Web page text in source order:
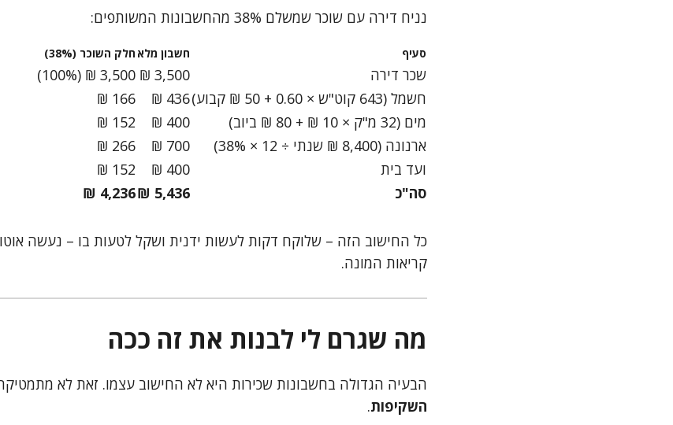
נניח דירה עם שוכר שמשלם 38% מהחשבונות המשותפים:
סעיף חשבון מלא חלק השוכר (38%)
שכר דירה 3,500 ₪
3,500 ₪ (100%)
חשמל (643 קוט"ש × 0.60 + 50 ₪ קבוע)
436 ₪
166 ₪
מים (32 מ"ק × 10 ₪ + 80 ₪ ביוב)
400 ₪
152 ₪
ארנונה (8,400 ₪ שנתי ÷ 12 × 38%)
700 ₪
266 ₪
ועד בית
400 ₪
152 ₪
סה"כ
5,436 ₪
4,236 ₪
כל החישוב הזה – שלוקח דקות לעשות ידנית ושקל לטעות בו – נעשה
קריאות המונה.
מה שגרם לי לבנות את זה ככה
הבעיה הגדולה בחשבונות שכירות היא לא החישוב עצמו. זאת לא
השקיפות.